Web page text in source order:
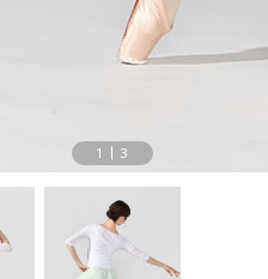
1 3